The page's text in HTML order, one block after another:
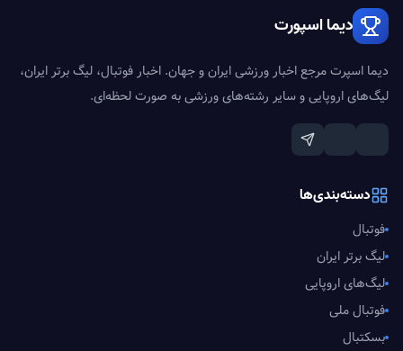
دیما اسپورت
دیما اسپرت مرجع اخبار ورزشی ایران و جهان. اخبار فوتبال، لیگ برتر ایران،
لیگ‌های اروپایی و سایر رشته‌های ورزشی به صورت لحظه‌ای.
دسته‌بندی‌ها
فوتبال
لیگ برتر ایران
لیگ‌های اروپایی
فوتبال ملی
بسکتبال